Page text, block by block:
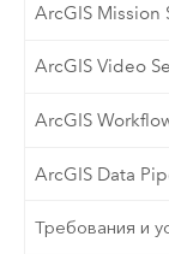
ArcGIS Mission
ArcGIS Video
ArcGIS
ArcGIS Data
Требования и